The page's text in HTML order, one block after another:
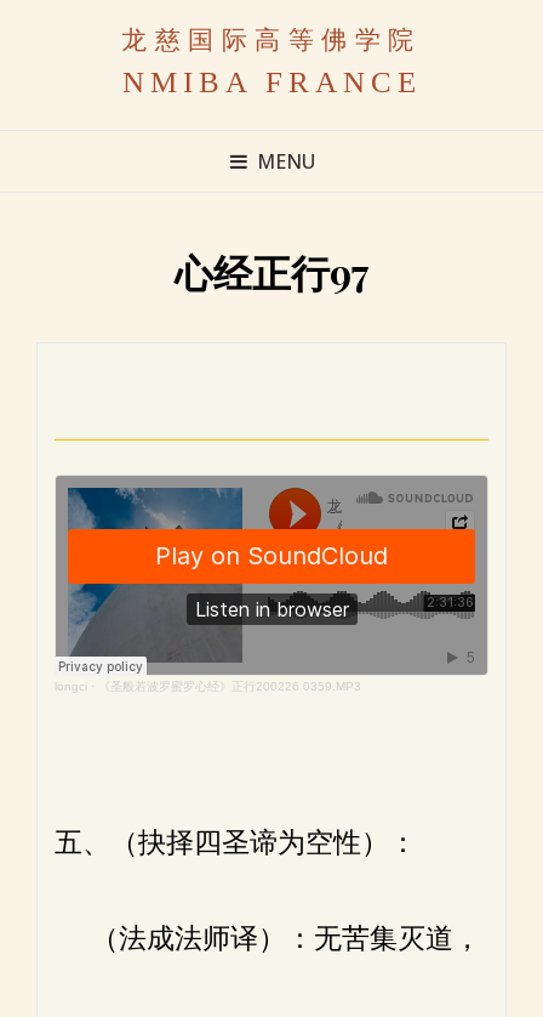
龙慈国际高等佛学院
NMIBA FRANCE
MENU
心经正行97
longci · 《圣般若波罗蜜罗心经》正行200226 0359.MP3
五、（抉择四圣谛为空性）：
（法成法师译）：无苦集灭道，